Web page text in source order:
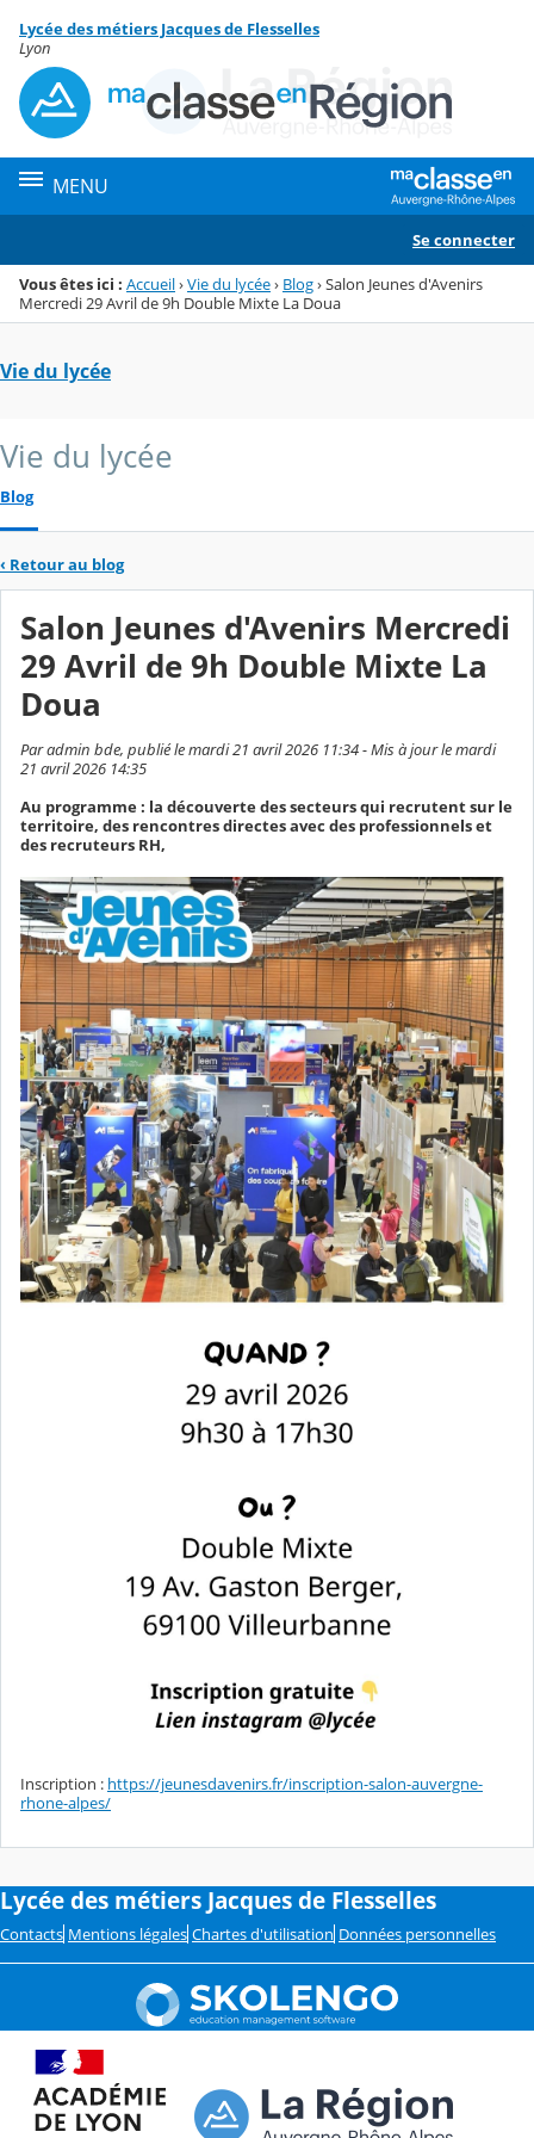
Menu de la rubrique
Contenu
Lycée des métiers Jacques de Flesselles
Lyon
MENU
Se connecter
Vous êtes ici : Accueil›Vie du lycée› Blog›Salon Jeunes d'Avenirs
Mercredi 29 Avril de 9h Double Mixte La Doua
Vie du lycée
Vie du lycée
Blog
‹ Retour au blog
Salon Jeunes d'Avenirs Mercredi
29 Avril de 9h Double Mixte La
Doua
Par admin bde, publié le mardi 21 avril 2026 11:34 - Mis à jour le mardi
21 avril 2026 14:35
Au programme : la découverte des secteurs qui recrutent sur le
territoire, des rencontres directes avec des professionnels et
des recruteurs RH,
Inscription : https://jeunesdavenirs.fr/inscription-salon-auvergne-
rhone-alpes/
Lycée des métiers Jacques de Flesselles
Contacts Mentions légales Chartes d'utilisation Données personnelles